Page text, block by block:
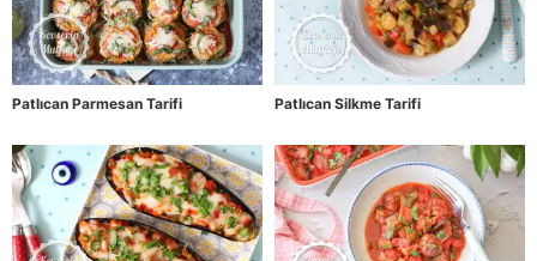
Patlıcan Parmesan Tarifi Patlıcan Silkme Tarifi